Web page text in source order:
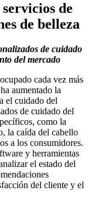
de
de belleza
de cuidado
del mercado
cada vez más
aumentado la
el cuidado del
de cuidado del
como la
la caída del cabello
a los consumidores.
y herramientas
el estado del
del cliente y el